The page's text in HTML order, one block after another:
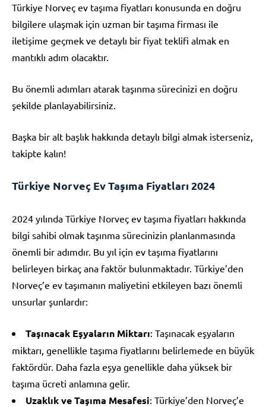
Türkiye Norveç ev taşıma fiyatları konusunda en doğru
bilgilere ulaşmak için uzman bir taşıma firması ile
iletişime geçmek ve detaylı bir fiyat teklifi almak en
mantıklı adım olacaktır.
Bu önemli adımları atarak taşınma sürecinizi en doğru
şekilde planlayabilirsiniz.
Başka bir alt başlık hakkında detaylı bilgi almak isterseniz,
takipte kalın!
Türkiye Norveç Ev Taşıma Fiyatları 2024
2024 yılında Türkiye Norveç ev taşıma fiyatları hakkında
bilgi sahibi olmak taşınma sürecinizin planlanmasında
önemli bir adımdır. Bu yıl için ev taşıma fiyatlarını
belirleyen birkaç ana faktör bulunmaktadır. Türkiye’den
Norveç’e ev taşımanın maliyetini etkileyen bazı önemli
unsurlar şunlardır:
Taşınacak Eşyaların Miktarı: Taşınacak eşyaların
miktarı, genellikle taşıma fiyatlarını belirlemede en büyük
faktördür. Daha fazla eşya genellikle daha yüksek bir
taşıma ücreti anlamına gelir.
Uzaklık ve Taşıma Mesafesi: Türkiye’den Norveç’e